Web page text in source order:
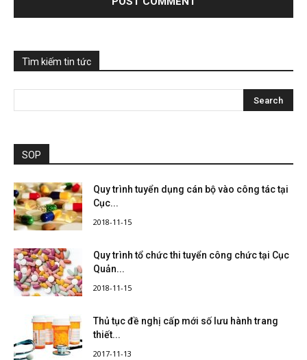
Tìm kiếm tin tức
SOP
Quy trình tuyển dụng cán bộ vào công tác tại
Cục...
2018-11-15
Quy trình tổ chức thi tuyển công chức tại Cục
Quản...
2018-11-15
Thủ tục đề nghị cấp mới số lưu hành trang
thiết...
2017-11-13